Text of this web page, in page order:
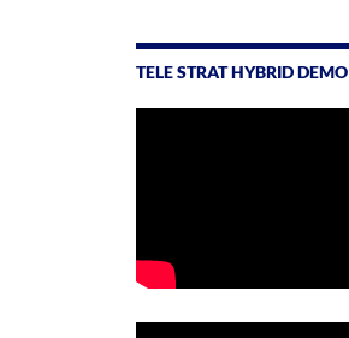
TELE STRAT HYBRID DEMO